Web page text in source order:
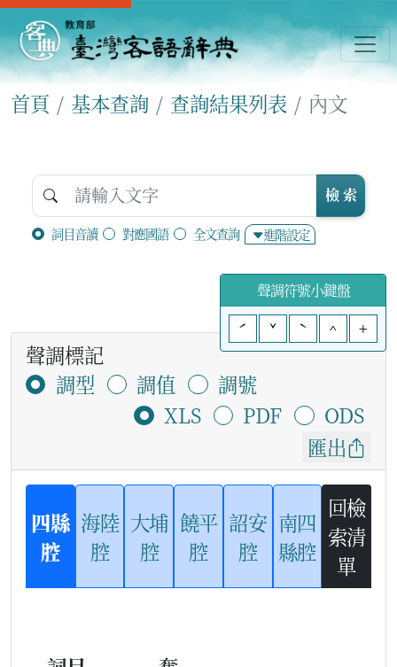
首頁 基本查詢 查詢結果列表 內文
詞目音讀 對應國語 全文查詢 進階設定
檢 索
聲調符號小鍵盤
ˊ
ˇ ˋ ^ +
聲調標記
調型
調值
調號
XLS
PDF
ODS
匯出
四縣
腔
海陸
腔
大埔
腔
饒平
腔
詔安
腔
南四
縣腔
回檢
索清
單